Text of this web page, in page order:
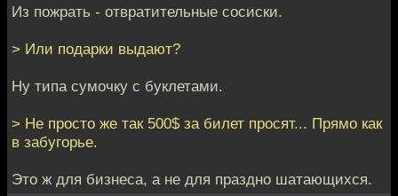
Из пожрать - отвратительные сосиски.
> Или подарки выдают?
Ну типа сумочку с буклетами.
> Не просто же так 500$ за билет просят... Прямо как
в забугорье.
Это ж для бизнеса, а не для праздно шатающихся.